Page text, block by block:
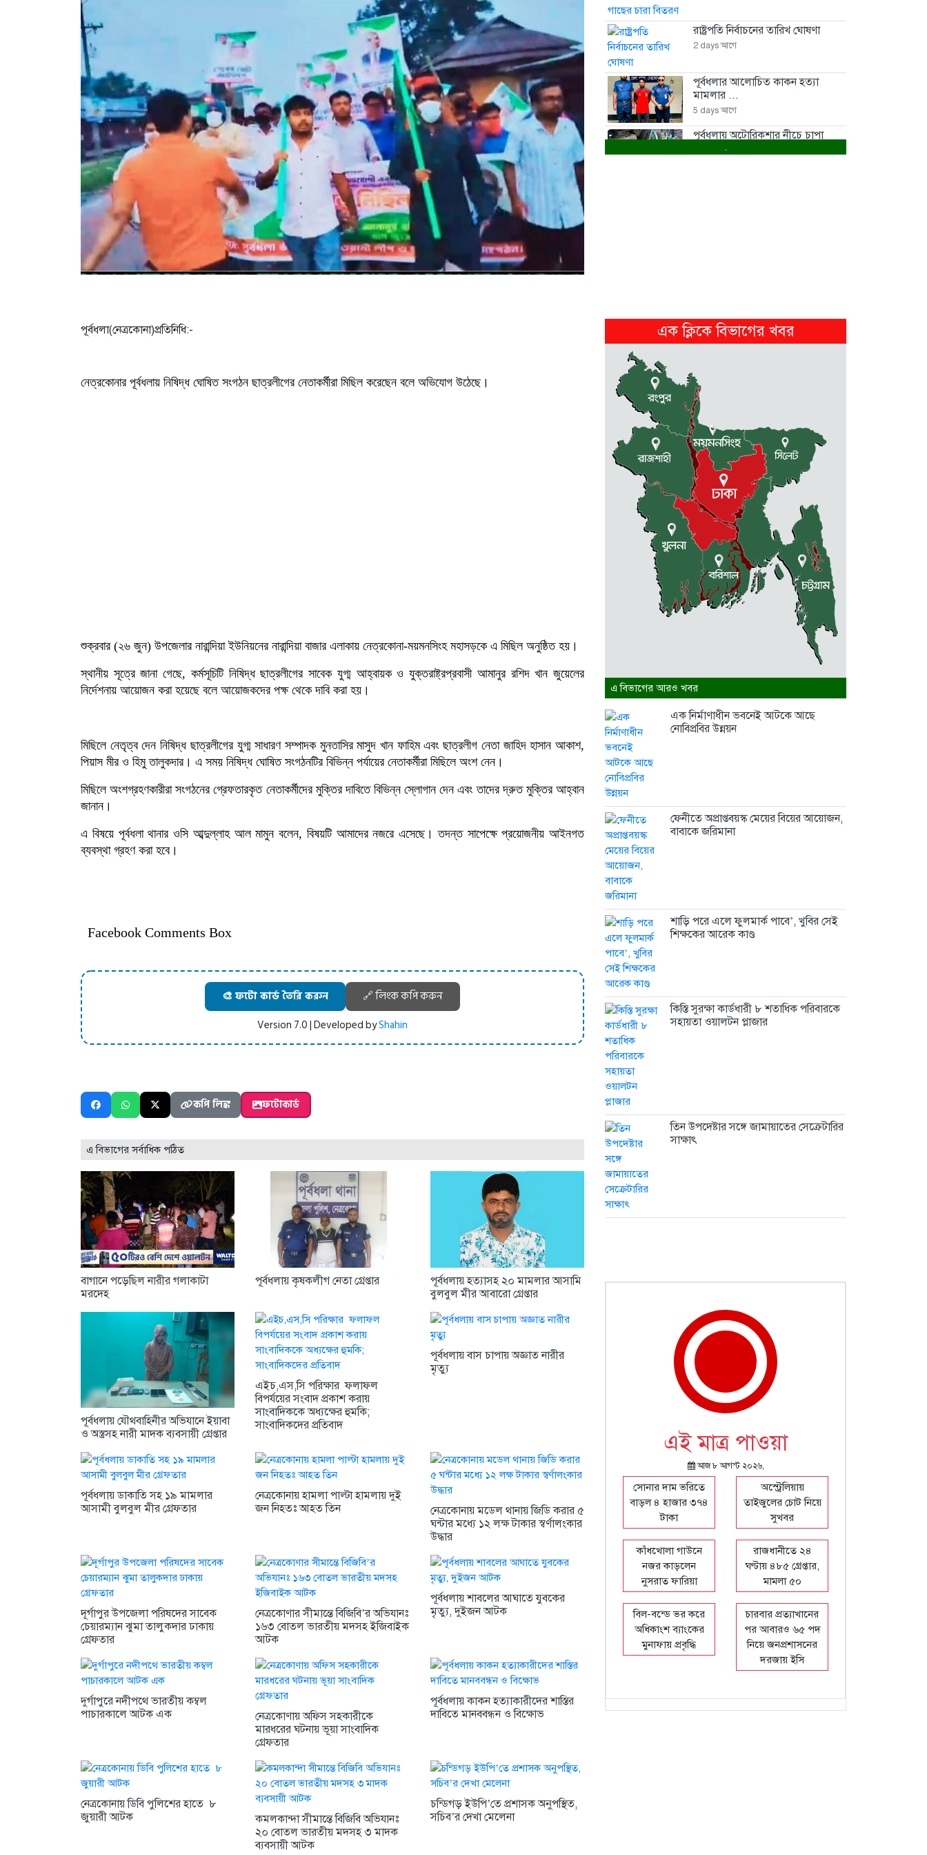
পূর্বধলা(নেত্রকোনা)প্রতিনিধি:-
নেত্রকোনার পূর্বধলায় নিষিদ্ধ ঘোষিত সংগঠন ছাত্রলীগের নেতাকর্মীরা মিছিল করেছেন বলে অভিযোগ উঠেছে।
শুক্রবার (২৬ জুন) উপজেলার নারান্দিয়া ইউনিয়নের নারান্দিয়া বাজার এলাকায় নেত্রকোনা-ময়মনসিংহ মহাসড়কে এ মিছিল অনুষ্ঠিত হয়।
স্থানীয় সূত্রে জানা গেছে, কর্মসূচিটি নিষিদ্ধ ছাত্রলীগের সাবেক যুগ্ম আহ্বায়ক ও যুক্তরাষ্ট্রপ্রবাসী আমানুর রশিদ খান জুয়েলের
নির্দেশনায় আয়োজন করা হয়েছে বলে আয়োজকদের পক্ষ থেকে দাবি করা হয়।
মিছিলে নেতৃত্ব দেন নিষিদ্ধ ছাত্রলীগের যুগ্ম সাধারণ সম্পাদক মুনতাসির মাসুদ খান ফাহিম এবং ছাত্রলীগ নেতা জাহিদ হাসান আকাশ,
পিয়াস মীর ও হিমু তালুকদার। এ সময় নিষিদ্ধ ঘোষিত সংগঠনটির বিভিন্ন পর্যায়ের নেতাকর্মীরা মিছিলে অংশ নেন।
মিছিলে অংশগ্রহণকারীরা সংগঠনের গ্রেফতারকৃত নেতাকর্মীদের মুক্তির দাবিতে বিভিন্ন স্লোগান দেন এবং তাদের দ্রুত মুক্তির আহ্বান
জানান।
এ বিষয়ে পূর্বধলা থানার ওসি আব্দুল্লাহ আল মামুন বলেন, বিষয়টি আমাদের নজরে এসেছে। তদন্ত সাপেক্ষে প্রয়োজনীয় আইনগত
ব্যবস্থা গ্রহণ করা হবে।
Facebook Comments Box
🎨 ফটো কার্ড তৈরি করুন
🔗 লিংক কপি করুন
Version 7.0 | Developed byShahin
কপি লিঙ্ক ফটোকার্ড
এ বিভাগের সর্বাধিক পঠিত
বাগানে পড়েছিল নারীর গলাকাটা
মরদেহ
পূর্বধলায় কৃষকলীগ নেতা গ্রেপ্তার
পূর্বধলায় হত্যাসহ ২০ মামলার আসামি
বুলবুল মীর আবারো গ্রেপ্তার
পূর্বধলায় যৌথবাহিনীর অভিযানে ইয়াবা
ও অস্ত্রসহ নারী মাদক ব্যবসায়ী গ্রেপ্তার
এইচ,এস,সি পরিক্ষার ফলাফল
বিপর্যয়ের সংবাদ প্রকাশ করায়
সাংবাদিককে অধ্যক্ষের হুমকি;
সাংবাদিকদের প্রতিবাদ
পূর্বধলায় বাস চাপায় অজ্ঞাত নারীর
মৃত্যু
পূর্বধলায় ডাকাতি সহ ১৯ মামলার
আসামী বুলবুল মীর গ্রেফতার
নেত্রকোনায় হামলা পাল্টা হামলায় দুই
জন নিহতঃ আহত তিন
নেত্রকোনায় মডেল থানায় জিডি করার ৫
ঘন্টার মধ্যে ১২ লক্ষ টাকার স্বর্ণালংকার
উদ্ধার
দূর্গাপুর উপজেলা পরিষদের সাবেক
চেয়ারম্যান ঝুমা তালুকদার ঢাকায়
গ্রেফতার
নেত্রকোণার সীমান্তে বিজিবি’র অভিযানঃ
১৬৩ বোতল ভারতীয় মদসহ ইজিবাইক
আটক
পূর্বধলায় শাবলের আঘাতে যুবকের
মৃত্যু, দুইজন আটক
দুর্গাপুরে নদীপথে ভারতীয় কম্বল
পাচারকালে আটক এক
নেত্রকোণায় অফিস সহকারীকে
মারধরের ঘটনায় ভূয়া সাংবাদিক
গ্রেফতার
পূর্বধলায় কাকন হত্যাকারীদের শাস্তির
দাবিতে মানববন্ধন ও বিক্ষোভ
নেত্রকোনায় ডিবি পুলিশের হাতে ৮
জুয়ারী আটক
কমলকান্দা সীমান্তে বিজিবি অভিযানঃ
২০ বোতল ভারতীয় মদসহ ৩ মাদক
ব্যবসায়ী আটক
চন্ডিগড় ইউপি’তে প্রশাসক অনুপস্থিত,
সচিব’র দেখা মেলেনা
রাষ্ট্রপতি নির্বাচনের তারিখ ঘোষণা
2 days আগে
পূর্বধলার আলোচিত কাকন হত্যা
মামলার ...
5 days আগে
পূর্বধলায় অটোরিকশার নীচে চাপা
মালিক সমিতি ও বাস সার্ভিস...
নেত্রকোনায় নিজ বসত ঘরে গলা...
2 weeks আগে
ফ্যাসিস্টের দোসর চুপ্পুকে গ্রেফতার
করে...
2 weeks আগে
.
এক ক্লিকে বিভাগের খবর
এ বিভাগের আরও খবর
এক নির্মাণাধীন ভবনেই আটকে আছে
নোবিপ্রবির উন্নয়ন
ফেনীতে অপ্রাপ্তবয়স্ক মেয়ের বিয়ের আয়োজন,
বাবাকে জরিমানা
শাড়ি পরে এলে ফুলমার্ক পাবে’, খুবির সেই
শিক্ষকের আরেক কাণ্ড
কিস্তি সুরক্ষা কার্ডধারী ৮ শতাধিক পরিবারকে
সহায়তা ওয়ালটন প্লাজার
তিন উপদেষ্টার সঙ্গে জামায়াতের সেক্রেটারির
সাক্ষাৎ
এই মাত্র পাওয়া
আজ ৮ আগস্ট ২০২৬,
সোনার দাম ভ‌রি‌তে
বাড়ল ৪ হাজার ৩৭৪
টাকা
অস্ট্রেলিয়ায়
তাইজুলের চোট নিয়ে
সুখবর
কাঁধখোলা গাউনে
নজর কাড়লেন
নুসরাত ফারিয়া
রাজধানীতে ২৪
ঘণ্টায় ৪৮৫ গ্রেপ্তার,
মামলা ৫০
বিল-বন্ডে ভর করে
অধিকাংশ ব্যাংকের
মুনাফায় প্রবৃদ্ধি
চারবার প্রত্যাখানের
পর আবারও ৬৫ পদ
নিয়ে জনপ্রশাসনের
দরজায় ইসি